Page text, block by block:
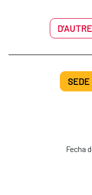
SEDE
Fecha